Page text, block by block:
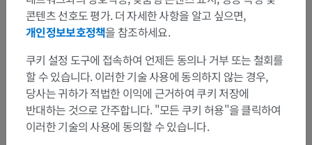
콘텐츠 선호도 평가. 더 자세한 사항을 알고 싶으면,
개인정보보호정책을 참조하세요.
쿠키 설정 도구에 접속하여 언제든 동의나 거부 또는 철회를
할 수 있습니다. 이러한 기술 사용에 동의하지 않는 경우,
당사는 귀하가 적법한 이익에 근거하여 쿠키 저장에
반대하는 것으로 간주합니다. "모든 쿠키 허용"을 클릭하여
이러한 기술의 사용에 동의할 수 있습니다.